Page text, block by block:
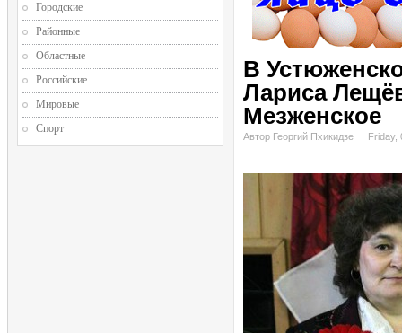
В
Лариса
Мезженское
Автор Георгий Пхикидзе Friday,
Городские
Районные
Областные
Российские
Мировые
Спорт